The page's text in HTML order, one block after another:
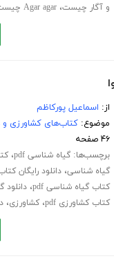
و آگار چیست،Agar agar چیست
از: اسماعیل پورکاظم
موضوع:کتاب‌های کشاورزی و
۴۶ صفحه
برچسب‌ها:گیاه شناسی pdf ،
گیاه شناسی،دانلود رایگان
کتاب گیاه شناسی pdf
،دانلود
کتاب کشاورزی pdf
،کشاورزی،